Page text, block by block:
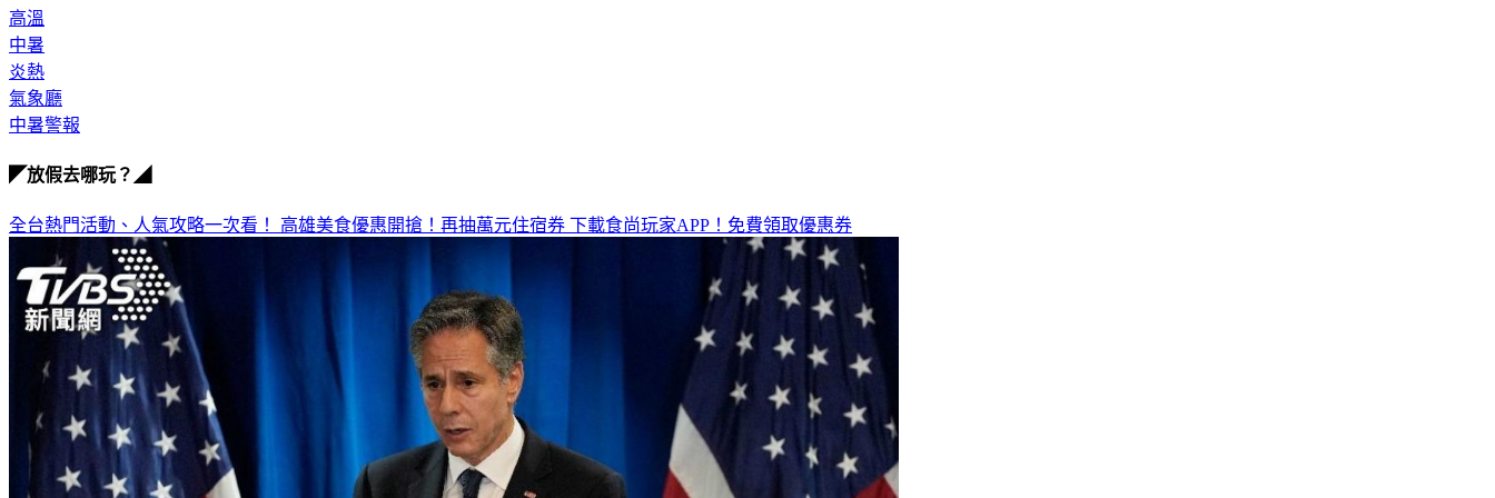
高溫
中暑
炎熱
氣象廳
中暑警報
◤放假去哪玩？◢
全台熱門活動、人氣攻略一次看！ 高雄美食優惠開搶！再抽萬元住宿券 下載食尚玩家APP！免費領取優惠券